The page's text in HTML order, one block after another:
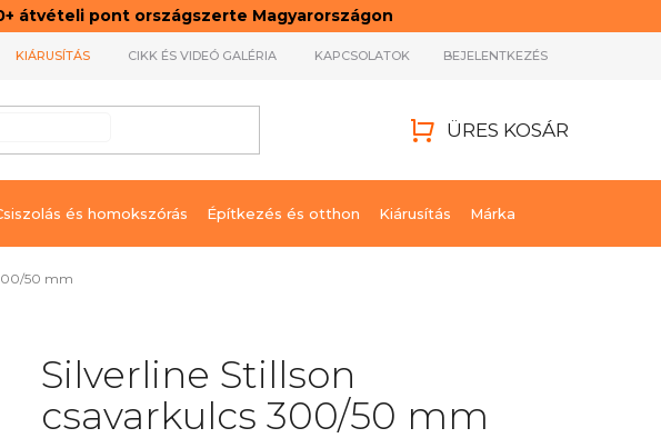
pont országszerte Magyarországon
KIÁRUSÍTÁS CIKK ÉS VIDEÓ GALÉRIA KAPCSOLATOK BEJELENTKEZÉS
ÜRES KOSÁR
és homokszórás Építkezés és otthon Kiárusítás Márka
50 mm
Silverline Stillson
csavarkulcs 300/50 mm